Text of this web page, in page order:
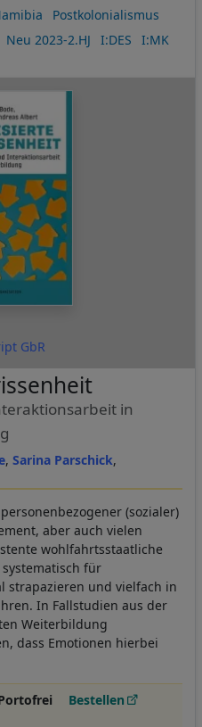
Postkolonialismus
Neu 2023-2.HJ I:DES I:MK
GbR
Sarina Parschick
in
(sozialer)
aber auch vielen
wohlfahrtsstaatliche
für
strapazieren und vielfach in
In Fallstudien aus der
Weiterbildung
dass Emotionen hierbei
Bestellen